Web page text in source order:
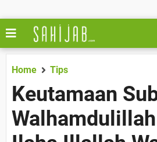
Home Tips
Keutamaan